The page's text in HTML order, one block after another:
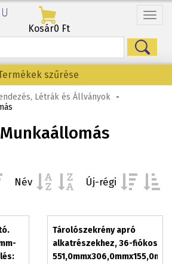
Menü
Kosár0 Ft
szűrése
Létrák és Állványok -
Név Új-régi
Tárolószekrény apró
alkatrészekhez, 36-fiókos
551,0mmx306,0mmx155,0mm